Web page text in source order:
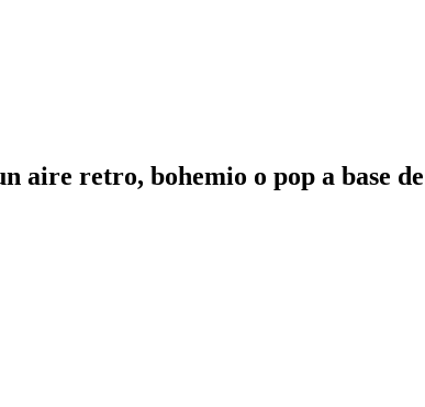
aire retro, bohemio o pop a base